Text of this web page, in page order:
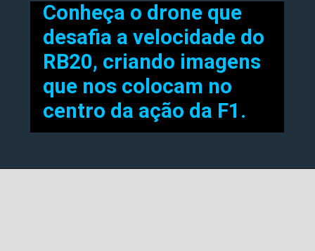
Conheça o drone que
desafia a velocidade do
RB20, criando imagens
que nos colocam no
centro da ação da F1.